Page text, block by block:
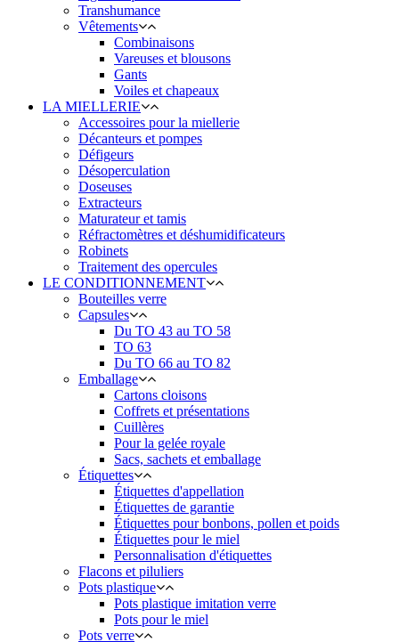
Transhumance
Vêtements
Combinaisons
Vareuses et blousons
Gants
Voiles et chapeaux
LA MIELLERIE
Accessoires pour la miellerie
Décanteurs et pompes
Défigeurs
Désoperculation
Doseuses
Extracteurs
Maturateur et tamis
Réfractomètres et déshumidificateurs
Robinets
Traitement des opercules
LE CONDITIONNEMENT
Bouteilles verre
Capsules
Du TO 43 au TO 58
TO 63
Du TO 66 au TO 82
Emballage
Cartons cloisons
Coffrets et présentations
Cuillères
Pour la gelée royale
Sacs, sachets et emballage
Étiquettes
Étiquettes d'appellation
Étiquettes de garantie
Étiquettes pour bonbons, pollen et poids
Étiquettes pour le miel
Personnalisation d'étiquettes
Flacons et piluliers
Pots plastique
Pots plastique imitation verre
Pots pour le miel
Pots verre